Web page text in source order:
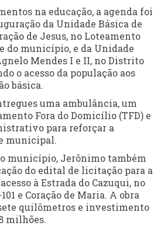
na educação, a agenda foi
da Unidade Básica de
de Jesus, no Loteamento
do município, e da Unidade
Mendes I e II, no Distrito
o acesso da população aos
básica.
uma ambulância, um
Fora do Domicílio (TFD) e
para reforçar a
municipal.
município, Jerônimo também
do edital de licitação para a
à Estrada do Cazuqui, no
e Coração de Maria. A obra
quilômetros e investimento
milhões.